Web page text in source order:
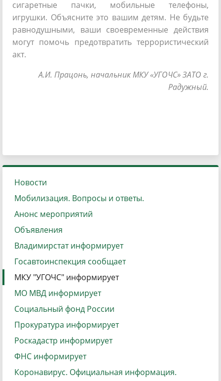
сигаретные пачки, мобильные телефоны,
игрушки. Объясните это вашим детям. Не будьте
равнодушными, ваши своевременные действия
могут помочь предотвратить террористический
акт.
А.И. Працонь, начальник МКУ «УГОЧС» ЗАТО г.
Радужный.
Новости
Мобилизация. Вопросы и ответы.
Анонс мероприятий
Объявления
Владимирстат информирует
Госавтоинспекция сообщает
МКУ "УГОЧС" информирует
МО МВД информирует
Социальный фонд России
Прокуратура информирует
Роскадастр информирует
ФНС информирует
Коронавирус. Официальная информация.